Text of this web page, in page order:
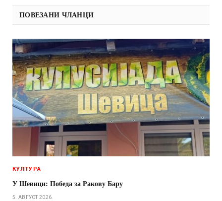
ПОВЕЗАНИ ЧЛАНЦИ
КУЛТУРА
У Шевици: Победа за Ракову Бару
5. АВГУСТ 2026.